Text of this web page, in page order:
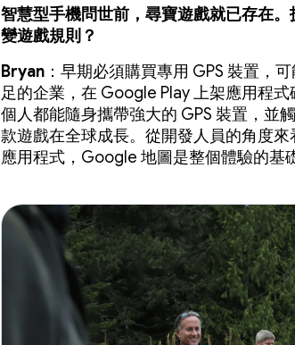
智慧型手機問世前，尋寶遊戲就已存在
變遊戲規則？
Bryan ：早期必須購買專用 GPS 裝置，
足的企業，在 Google Play 上架應用程
個人都能隨身攜帶強大的 GPS 裝置，並
款遊戲在全球成長。從開發人員的角度
應用程式，Google 地圖是整個體驗的基